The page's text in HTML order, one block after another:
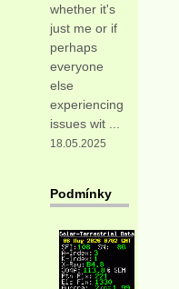
whether it's
just me or if
perhaps
everyone
else
experiencing
issues wit ...
18.05.2025
Podmínky